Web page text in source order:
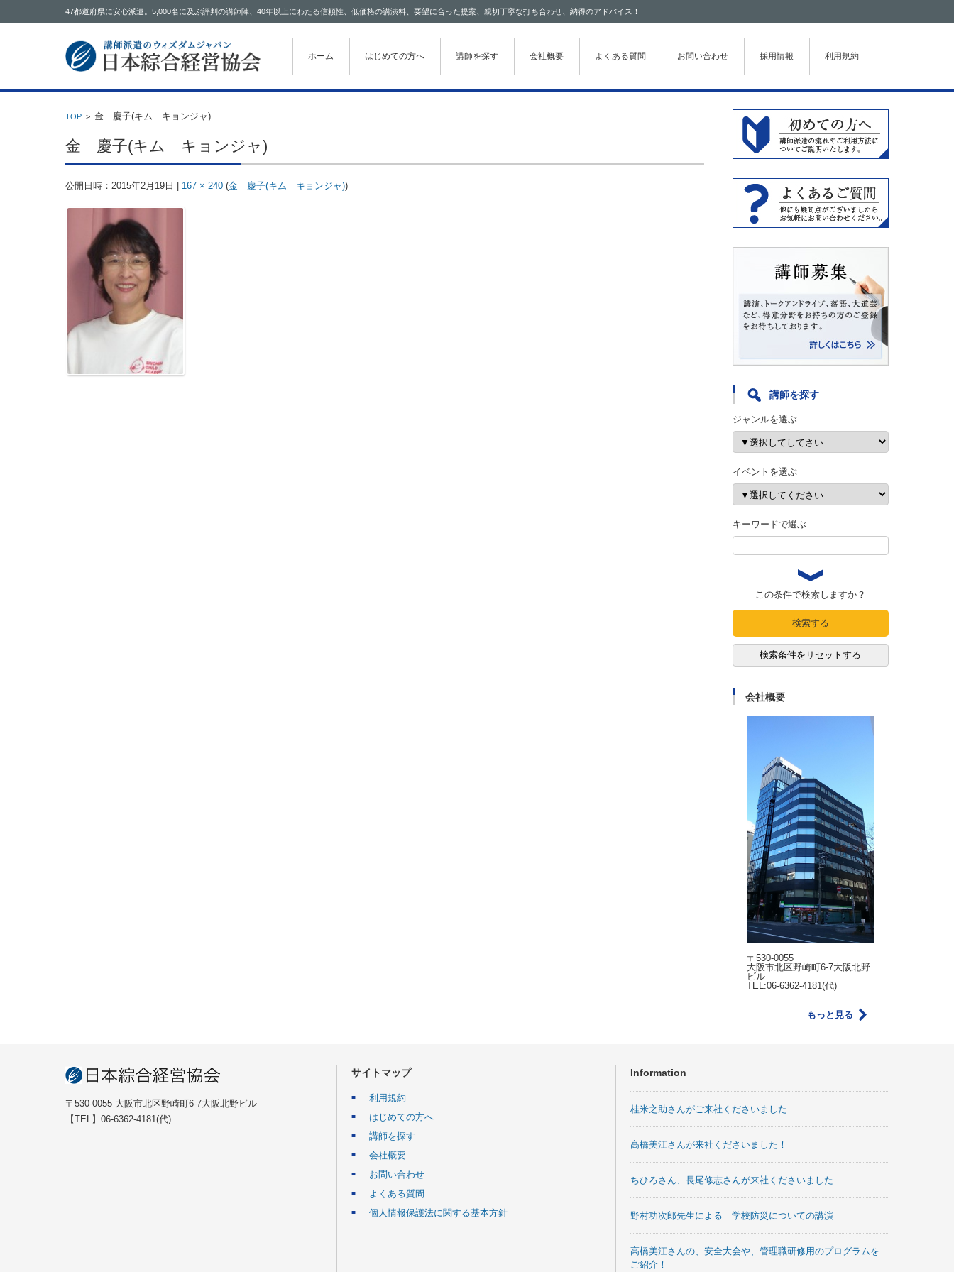
47都道府県に安心派遣。5,000名に及ぶ評判の講師陣、40年以上にわたる信頼性、低価格の講演料、要望に合った提案、親切丁寧な打ち合わせ、納得のアドバイス！
コンテンツに移動
ホーム はじめての方へ 講師を探す 会社概要 よくある質問 お問い合わせ 採用情報 利用規約
TOP > 金 慶子(キム キョンジャ)
金 慶子(キム キョンジャ)
公開日時： 2015年2月19日 167 × 240 (金 慶子(キム キョンジャ))
講師を探す
ジャンルを選ぶ
イベントを選ぶ
キーワードで選ぶ
この条件で検索しますか？
検索する
検索条件をリセットする
会社概要
〒530-0055
大阪市北区野崎町6-7大阪北野
ビル
TEL:06-6362-4181(代)
もっと見る
〒530-0055 大阪市北区野崎町6-7大阪北野ビル
【TEL】06-6362-4181(代)
サイトマップ
利用規約
はじめての方へ
講師を探す
会社概要
お問い合わせ
よくある質問
個人情報保護法に関する基本方針
Information
桂米之助さんがご来社くださいました
高橋美江さんが来社くださいました！
ちひろさん、長尾修志さんが来社くださいました
野村功次郎先生による 学校防災についての講演
高橋美江さんの、安全大会や、管理職研修用のプログラムを
ご紹介！